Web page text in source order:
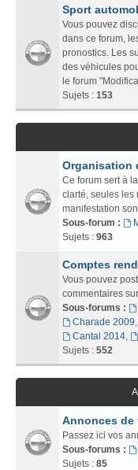
Sport
Vous pouvez
dans ce forum,
pronostics. Les
des véhicules
le forum
Sujets : 153
Organisation
Ce forum sert à
clarté, seules les
manifestation
Sous-forum :
Sujets : 963
Comptes
Vous pouvez
commentaires
Sous-forums :
Charade 2009,
Cantal 2014,
Sujets : 552
Annonces de
Passez ici vos
Sous-forums :
Sujets : 85